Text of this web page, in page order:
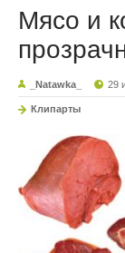
Мясо и
_Natawka_ 29
Клипарты